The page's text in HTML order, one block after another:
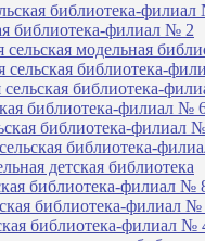
библиотека-филиал
библиотека-филиал № 2
сельская модельная
сельская библиотека-
библиотека-
библиотека-филиал №
библиотека-филиал
библиотека-
детская библиотека
библиотека-филиал №
библиотека-филиал №
библиотека-филиал №